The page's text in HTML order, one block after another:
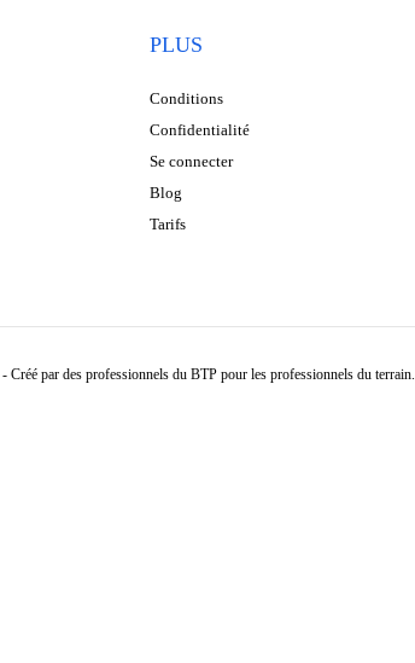
PLUS
Conditions
Confidentialité
Se connecter
Blog
Tarifs
- Créé par des professionnels du BTP pour les professionnels du terrain.